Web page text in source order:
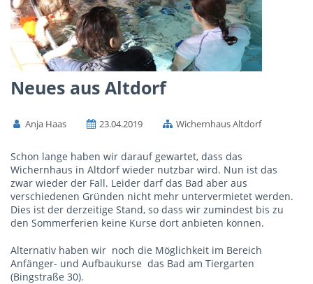
Neues aus Altdorf
Anja Haas 23.04.2019 Wichernhaus Altdorf
Schon lange haben wir darauf gewartet, dass das
Wichernhaus in Altdorf wieder nutzbar wird. Nun ist das
zwar wieder der Fall. Leider darf das Bad aber aus
verschiedenen Gründen nicht mehr untervermietet werden.
Dies ist der derzeitige Stand, so dass wir zumindest bis zu
den Sommerferien keine Kurse dort anbieten können.
Alternativ haben wir noch die Möglichkeit im Bereich
Anfänger- und Aufbaukurse das Bad am Tiergarten
(Bingstraße 30).